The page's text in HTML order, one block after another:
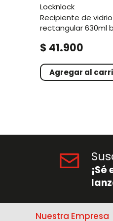
locknlock
recipiente de vidrio
rectangular 630ml
$ 41.900
Agregar al
Nuestra Empresa